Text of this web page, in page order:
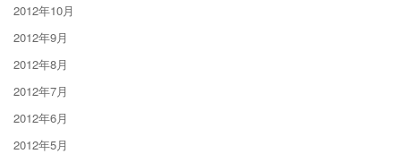
2012年10月
2012年9月
2012年8月
2012年7月
2012年6月
2012年5月